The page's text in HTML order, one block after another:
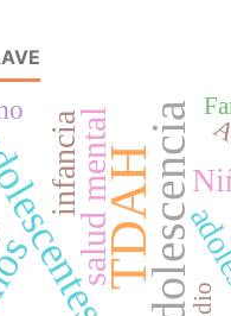
TDAHAdolescencia
salud mental
infancia